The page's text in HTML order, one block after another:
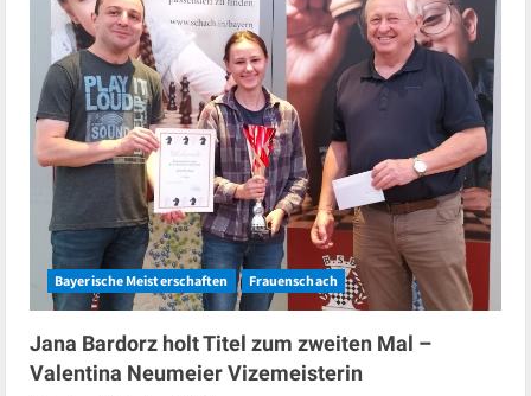
Bayerische Meisterschaften Frauenschach
Jana Bardorz holt Titel zum zweiten Mal –
Valentina Neumeier Vizemeisterin